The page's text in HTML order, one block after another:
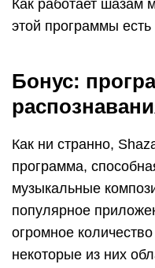
Как работает шазам
этой программы
Бонус:
Как ни странно,
программа,
музыкальные
популярное
огромное
некоторые из них